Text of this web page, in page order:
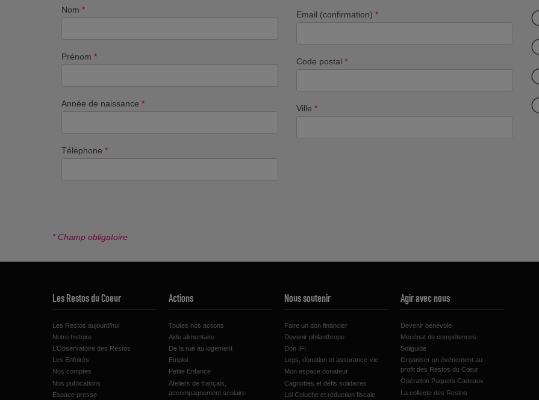
Nom *
Prénom *
Année de naissance *
Téléphone *
Email (confirmation) *
Code postal *
Ville *
* Champ obligatoire
Les Restos du Coeur
Les Restos aujourd’hui
Notre histoire
L’Observatoire des Restos
Les Enfoirés
Nos comptes
Nos publications
Espace presse
Actions
Toutes nos actions
Aide alimentaire
De la rue au logement
Emploi
Petite Enfance
Ateliers de français,
accompagnement scolaire
Nous soutenir
Faire un don financier
Devenir philanthrope
Don IFI
Legs, donation et assurance-vie
Mon espace donateur
Cagnottes et défis solidaires
Loi Coluche et réduction fiscale
Agir avec nous
Devenir bénévole
Mécénat de compétences
Soliguide
Organiser un événement au
profit des Restos du Cœur
Opération Paquets Cadeaux
La collecte des Restos